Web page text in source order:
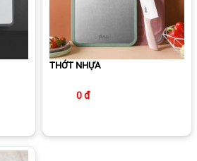
THỚT NHỰA
0 đ